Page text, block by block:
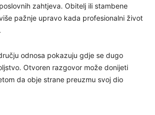
zahtjeva. Obitelj ili stambene
pažnje upravo kada profesionalni život
odnosa pokazuju gdje se dugo
Otvoren razgovor može donijeti
da obje strane preuzmu svoj dio